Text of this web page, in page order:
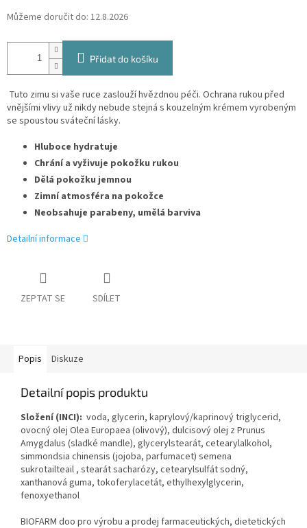
Můžeme doručit do: 12.8.2026
Přidat do košíku
Tuto zimu si vaše ruce zaslouží hvězdnou péči. Ochrana rukou před
vnějšími vlivy už nikdy nebude stejná s kouzelným krémem vyrobeným
se spoustou sváteční lásky.
Hluboce hydratuje
Chrání a vyživuje pokožku rukou
Dělá pokožku jemnou
Zimní atmosféra na pokožce
Neobsahuje parabeny, umělá barviva
Detailní informace
ZEPTAT SE SDÍLET
Popis Diskuze
Detailní popis produktu
Složení (INCI): voda, glycerin, kaprylový/kaprinový triglycerid,
ovocný olej Olea Europaea (olivový), dulcisový olej z Prunus
Amygdalus (sladké mandle), glycerylstearát, cetearylalkohol,
simmondsia chinensis (jojoba, parfumacet) semena
sukrotailteail , stearát sacharózy, cetearylsulfát sodný,
xanthanová guma, tokoferylacetát, ethylhexylglycerin,
fenoxyethanol
BIOFARM doo pro výrobu a prodej farmaceutických, dietetických